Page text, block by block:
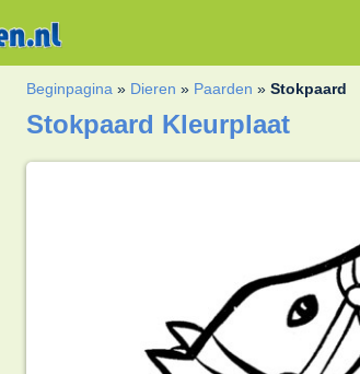
Beginpagina » Dieren » Paarden »Stokpaard
Stokpaard Kleurplaat